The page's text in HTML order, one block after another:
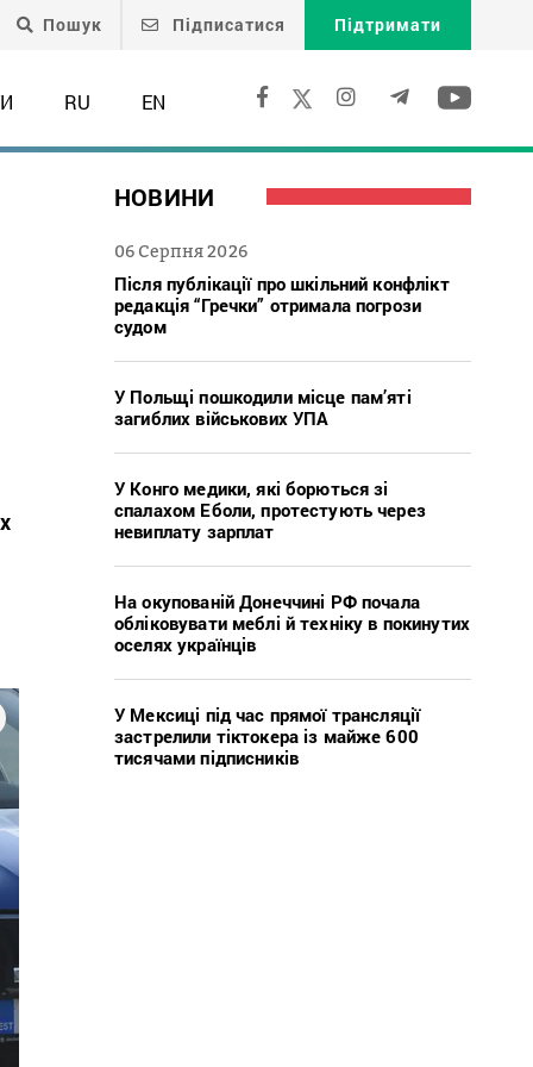
Пошук Підписатися Підтримати
RU EN
НОВИНИ
06 Серпня 2026
Після публікації про шкільний конфлікт
редакція “Гречки” отримала погрози
судом
У Польщі пошкодили місце пам’яті
загиблих військових УПА
У Конго медики, які борються зі
спалахом Еболи, протестують через
невиплату зарплат
На окупованій Донеччині РФ почала
обліковувати меблі й техніку в покинутих
оселях українців
У Мексиці під час прямої трансляції
застрелили тіктокера із майже 600
тисячами підписників